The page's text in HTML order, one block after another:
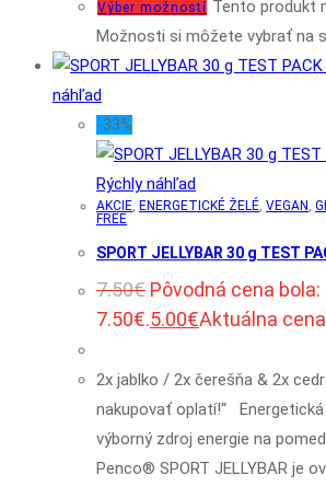
Výber možností Tento produkt
Možnosti si môžete vybrať na
náhľad
-33%
Rýchly náhľad
AKCIE, ENERGETICKÉ ŽELÉ, VEGAN ,
FREE
SPORT JELLYBAR 30 g TEST
7.50€ Pôvodná cena bola:
7.50€.5.00€Aktuálna
2x jablko / 2x čerešňa & 2x
nakupovať oplatí!“
výborný zdroj energie na
Penco® SPORT JELLYBAR je